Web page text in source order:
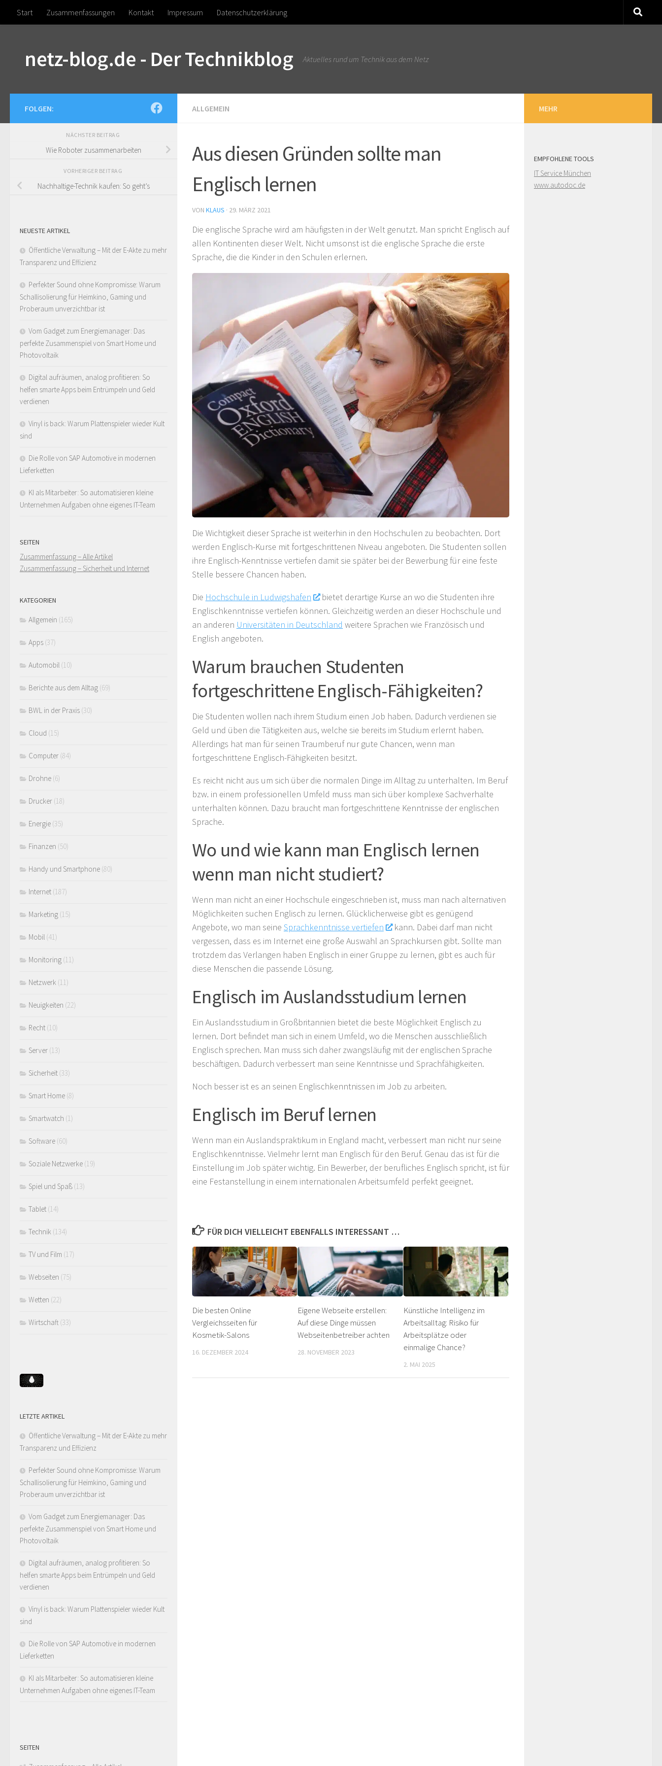
Zum Inhalt springen
Start Zusammenfassungen Kontakt Impressum Datenschutzerklärung
netz-blog.de - Der Technikblog Aktuelles rund um Technik aus dem Netz
ALLGEMEIN
Aus diesen Gründen sollte man
Englisch lernen
VON KLAUS · 29. MÄRZ 2021
Die englische Sprache wird am häufigsten in der Welt genutzt. Man spricht Englisch auf
allen Kontinenten dieser Welt. Nicht umsonst ist die englische Sprache die erste
Sprache, die die Kinder in den Schulen erlernen.
Die Wichtigkeit dieser Sprache ist weiterhin in den Hochschulen zu beobachten. Dort
werden Englisch-Kurse mit fortgeschrittenen Niveau angeboten. Die Studenten sollen
ihre Englisch-Kenntnisse vertiefen damit sie später bei der Bewerbung für eine feste
Stelle bessere Chancen haben.
Die Hochschule in Ludwigshafen
bietet derartige Kurse an wo die Studenten ihre
Englischkenntnisse vertiefen können. Gleichzeitig werden an dieser Hochschule und
an anderen Universitäten in Deutschland weitere Sprachen wie Französisch und
English angeboten.
Warum brauchen Studenten
fortgeschrittene Englisch-Fähigkeiten?
Die Studenten wollen nach ihrem Studium einen Job haben. Dadurch verdienen sie
Geld und üben die Tätigkeiten aus, welche sie bereits im Studium erlernt haben.
Allerdings hat man für seinen Traumberuf nur gute Chancen, wenn man
fortgeschrittene Englisch-Fähigkeiten besitzt.
Es reicht nicht aus um sich über die normalen Dinge im Alltag zu unterhalten. Im Beruf
bzw. in einem professionellen Umfeld muss man sich über komplexe Sachverhalte
unterhalten können. Dazu braucht man fortgeschrittene Kenntnisse der englischen
Sprache.
Wo und wie kann man Englisch lernen
wenn man nicht studiert?
Wenn man nicht an einer Hochschule eingeschrieben ist, muss man nach alternativen
Möglichkeiten suchen Englisch zu lernen. Glücklicherweise gibt es genügend
Angebote, wo man seine Sprachkenntnisse vertiefen
kann. Dabei darf man nicht
vergessen, dass es im Internet eine große Auswahl an Sprachkursen gibt. Sollte man
trotzdem das Verlangen haben Englisch in einer Gruppe zu lernen, gibt es auch für
diese Menschen die passende Lösung.
Englisch im Auslandsstudium lernen
Ein Auslandsstudium in Großbritannien bietet die beste Möglichkeit Englisch zu
lernen. Dort befindet man sich in einem Umfeld, wo die Menschen ausschließlich
Englisch sprechen. Man muss sich daher zwangsläufig mit der englischen Sprache
beschäftigen. Dadurch verbessert man seine Kenntnisse und Sprachfähigkeiten.
Noch besser ist es an seinen Englischkenntnissen im Job zu arbeiten.
Englisch im Beruf lernen
Wenn man ein Auslandspraktikum in England macht, verbessert man nicht nur seine
Englischkenntnisse. Vielmehr lernt man Englisch für den Beruf. Genau das ist für die
Einstellung im Job später wichtig. Ein Bewerber, der berufliches Englisch spricht, ist für
eine Festanstellung in einem internationalen Arbeitsumfeld perfekt geeignet.
FÜR DICH VIELLEICHT EBENFALLS INTERESSANT …
Die besten Online
Vergleichsseiten für
Kosmetik-Salons
16. DEZEMBER 2024
Eigene Webseite erstellen:
Auf diese Dinge müssen
Webseitenbetreiber achten
28. NOVEMBER 2023
Künstliche Intelligenz im
Arbeitsalltag: Risiko für
Arbeitsplätze oder
einmalige Chance?
2. MAI 2025
FOLGEN:
NÄCHSTER BEITRAG
Wie Roboter zusammenarbeiten
VORHERIGER BEITRAG
Nachhaltige-Technik kaufen: So geht’s
NEUESTE ARTIKEL
Öffentliche Verwaltung – Mit der E-Akte zu mehr
Transparenz und Effizienz
Perfekter Sound ohne Kompromisse: Warum
Schallisolierung für Heimkino, Gaming und
Proberaum unverzichtbar ist
Vom Gadget zum Energiemanager: Das
perfekte Zusammenspiel von Smart Home und
Photovoltaik
Digital aufräumen, analog profitieren: So
helfen smarte Apps beim Entrümpeln und Geld
verdienen
Vinyl is back: Warum Plattenspieler wieder Kult
sind
Die Rolle von SAP Automotive in modernen
Lieferketten
KI als Mitarbeiter: So automatisieren kleine
Unternehmen Aufgaben ohne eigenes IT-Team
SEITEN
Zusammenfassung – Alle Artikel
Zusammenfassung – Sicherheit und Internet
KATEGORIEN
Allgemein (165)
Apps (37)
Automobil (10)
Berichte aus dem Alltag (69)
BWL in der Praxis (30)
Cloud (15)
Computer (84)
Drohne (6)
Drucker (18)
Energie (35)
Finanzen (50)
Handy und Smartphone (80)
Internet (187)
Marketing (15)
Mobil (41)
Monitoring (11)
Netzwerk (11)
Neuigkeiten (22)
Recht (10)
Server (13)
Sicherheit (33)
Smart Home (8)
Smartwatch (1)
Software (60)
Soziale Netzwerke (19)
Spiel und Spaß (13)
Tablet (14)
Technik (134)
TV und Film (17)
Webseiten (75)
Wetten (22)
Wirtschaft (33)
LETZTE ARTIKEL
Öffentliche Verwaltung – Mit der E-Akte zu mehr
Transparenz und Effizienz
Perfekter Sound ohne Kompromisse: Warum
Schallisolierung für Heimkino, Gaming und
Proberaum unverzichtbar ist
Vom Gadget zum Energiemanager: Das
perfekte Zusammenspiel von Smart Home und
Photovoltaik
Digital aufräumen, analog profitieren: So
helfen smarte Apps beim Entrümpeln und Geld
verdienen
Vinyl is back: Warum Plattenspieler wieder Kult
sind
Die Rolle von SAP Automotive in modernen
Lieferketten
KI als Mitarbeiter: So automatisieren kleine
Unternehmen Aufgaben ohne eigenes IT-Team
SEITEN
MEHR
EMPFOHLENE TOOLS
IT Service München
www.autodoc.de